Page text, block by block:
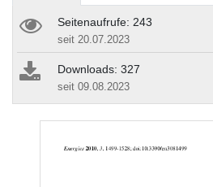
Seitenaufrufe: 243
seit 20.07.2023
Downloads: 327
seit 09.08.2023